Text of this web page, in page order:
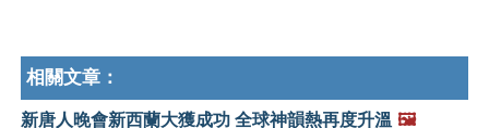
相關文章：
新唐人晚會新西蘭大獲成功 全球神韻熱再度升溫 🖼️